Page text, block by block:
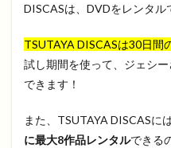
DISCASは、DVDをレンタル
TSUTAYA DISCASは30日間
試し期間を使って、ジェシ
できます！
また、TSUTAYA DISCASに
に最大8作品レンタルできる